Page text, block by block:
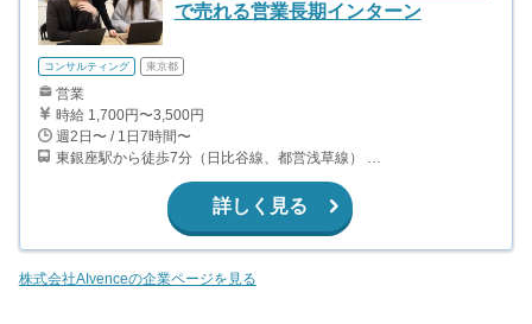
で売れる営業長期インターン
コンサルティング 東京都
営業
時給 1,700円〜3,500円
週2日〜 / 1日7時間〜
東銀座駅から徒歩7分（日比谷線、都営浅草線） 宝町駅から徒歩2分（都営浅草線） 銀座一丁目駅から徒歩3分（有楽町線） 京橋駅から徒歩4分（銀座線）
詳しく見る
株式会社AIvenceの企業ページを見る